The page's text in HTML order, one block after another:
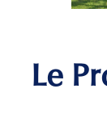
Le